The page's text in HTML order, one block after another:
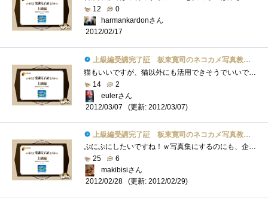
12
0
harmankardonさん
2012/02/17
上級編受講完了証 板東寛司のネコカメ写真教室パート2
猫もいいですが、猫以外にも活用できそうでいいですね。というか所々に出てくる肉球が・・・あれだけ立体にしてほしい・・・ぷにぷにしたい�...
14
2
eulerさん
2012/03/07
(更新: 2012/03/07)
上級編受講完了証 板東寛司のネコカメ写真教室パート2
ぷにぷにしたいですね！ｗ写真集にするのにも、企画書を書いたりするのですね。いつか、子供の写真を使って写真集を作ってみたいですね。＾＾
25
6
makibisiさん
2012/02/28
(更新: 2012/02/29)